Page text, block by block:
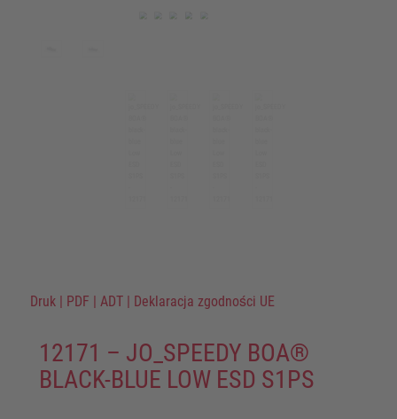
Druk | PDF | ADT | Deklaracja zgodności UE
12171 – JO_SPEEDY BOA®
BLACK-BLUE LOW ESD S1PS